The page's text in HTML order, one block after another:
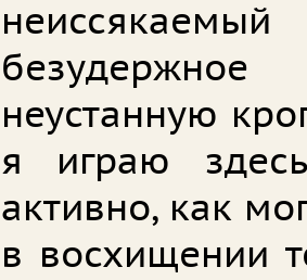
неустанную
я играю
активно, как
в восхищении